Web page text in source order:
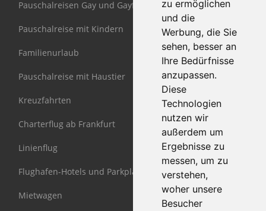
zu ermöglichen
und die
Werbung, die Sie
sehen, besser an
Ihre Bedürfnisse
anzupassen.
Diese
Technologien
nutzen wir
außerdem um
Ergebnisse zu
messen, um zu
verstehen,
woher unsere
Besucher
Pauschalreisen Gay und Gayfriendly
Pauschalreise mit Kindern
Familienurlaub
Pauschalreise mit Haustier
Kreuzfahrten
Charterflug ab Frankfurt
Linienflug
Flughafen-Hotels und Parkplätze
Mietwagen